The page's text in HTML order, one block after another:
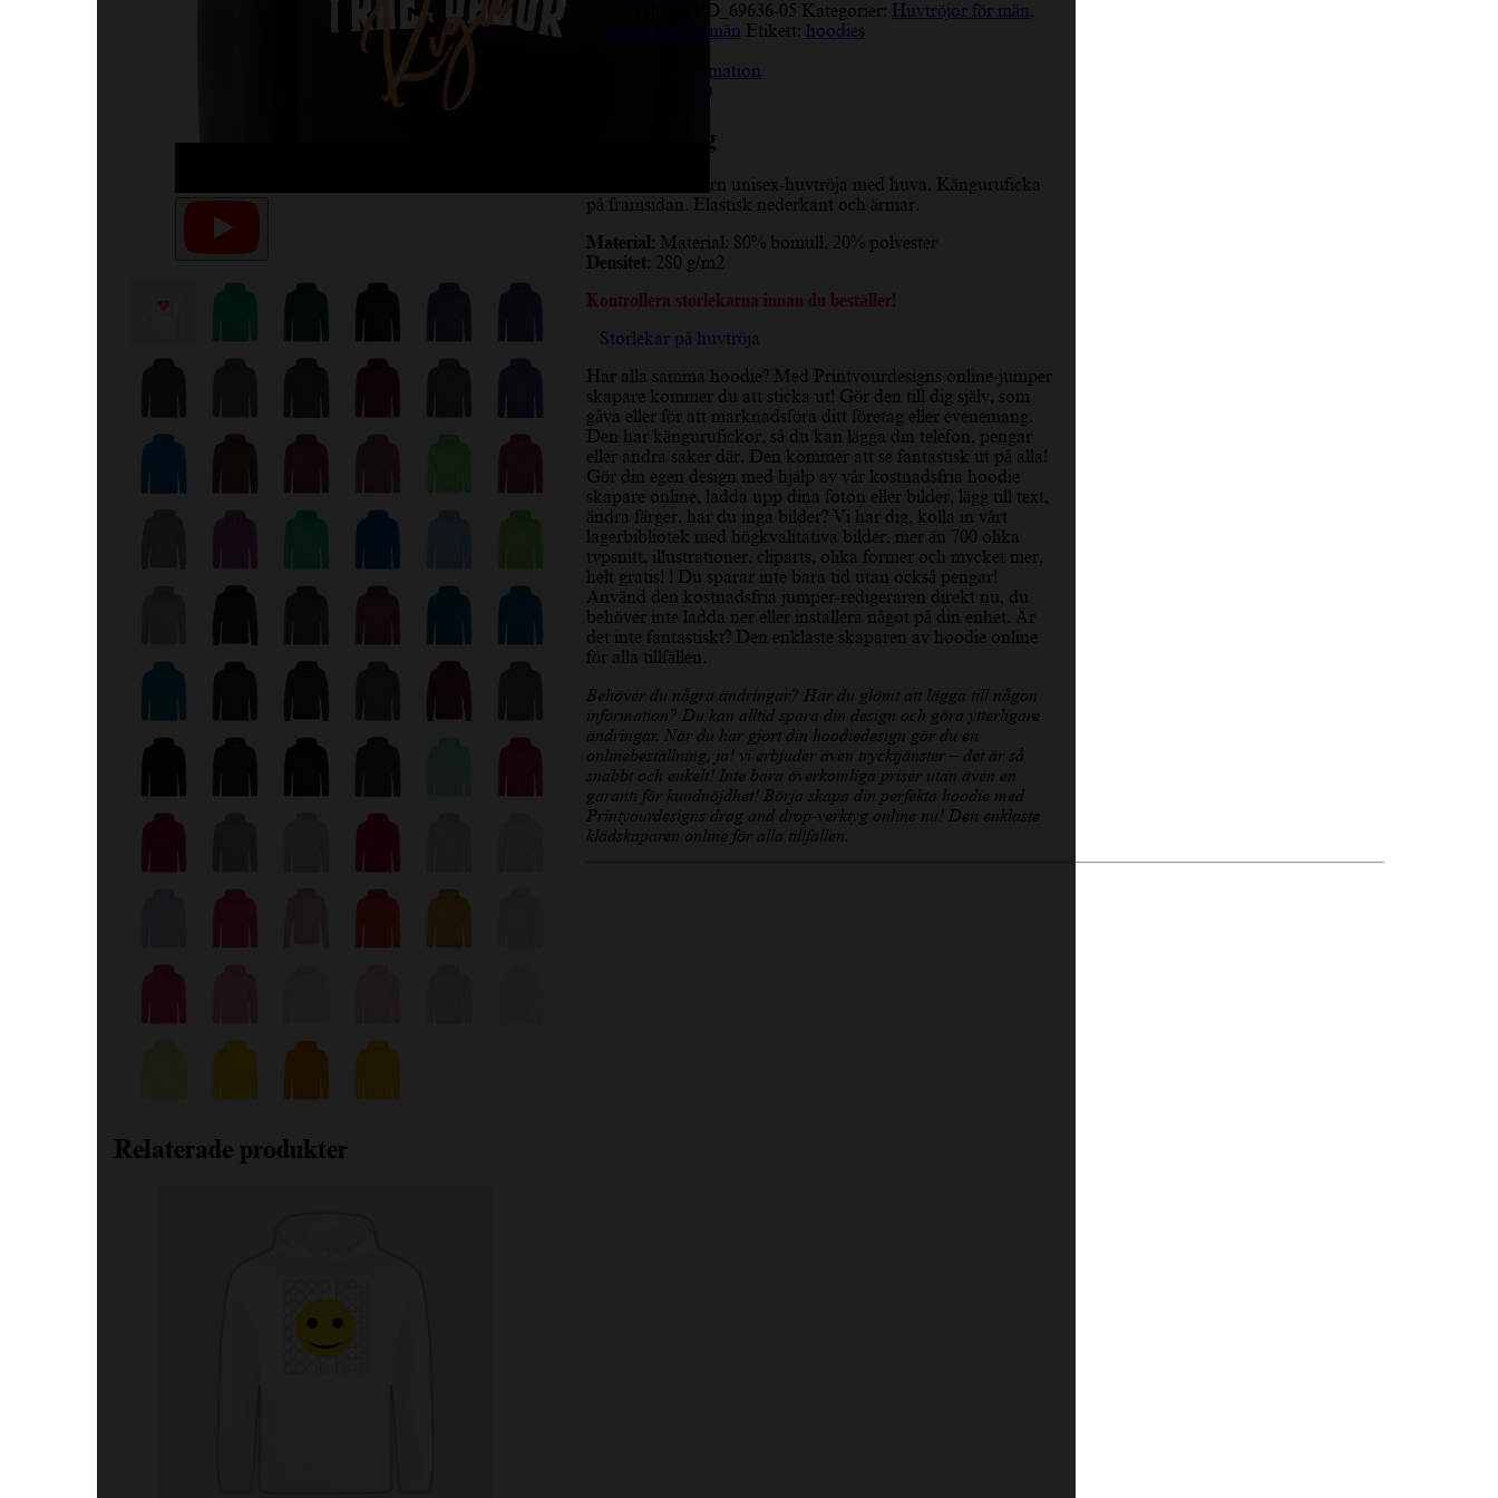
PYD_69636-05 Kategorier: Huvtröjor för män,
Huvtröjor för män Etikett: hoodies
Ytterligare information
Recensioner (10)
Beskrivning
Enkel och modern unisex-huvtröja med huva. Känguruficka
på framsidan. Elastisk nederkant och ärmar.
Material: Material: 80% bomull, 20% polyester
Densitet: 280 g/m2
Kontrollera storlekarna innan du beställer!
Storlekar på huvtröja
Har alla samma hoodie? Med Printyourdesigns online-jumper
skapare kommer du att sticka ut! Gör den till dig själv, som
gåva eller för att marknadsföra ditt företag eller evenemang.
Den har kängurufickor, så du kan lägga din telefon, pengar
eller andra saker där. Den kommer att se fantastisk ut på alla!
Gör din egen design med hjälp av vår kostnadsfria hoodie
skapare online, ladda upp dina foton eller bilder, lägg till text,
ändra färger, har du inga bilder? Vi har dig, kolla in vårt
lagerbibliotek med högkvalitativa bilder, mer än 700 olika
typsnitt, illustrationer, cliparts, olika former och mycket mer,
helt gratis! ! Du sparar inte bara tid utan också pengar!
Använd den kostnadsfria jumper-redigeraren direkt nu, du
behöver inte ladda ner eller installera något på din enhet. Är
det inte fantastiskt? Den enklaste skaparen av hoodie online
för alla tillfällen.
Behöver du några ändringar? Har du glömt att lägga till någon
information? Du kan alltid spara din design och göra ytterligare
ändringar. När du har gjort din hoodiedesign gör du en
onlinebeställning, ja! vi erbjuder även trycktjänster – det är så
snabbt och enkelt! Inte bara överkomliga priser utan även en
garanti för kundnöjdhet! Börja skapa din perfekta hoodie med
Printyourdesigns drag and drop-verktyg online nu! Den enklaste
klädskaparen online för alla tillfällen.
Relaterade produkter